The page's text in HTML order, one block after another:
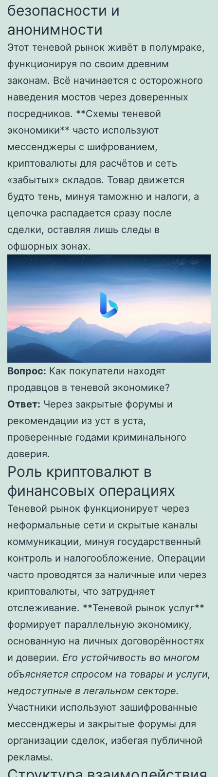
безопасности и
анонимности
Этот теневой рынок живёт в полумраке,
функционируя по своим древним
законам. Всё начинается с осторожного
наведения мостов через доверенных
посредников. **Схемы теневой
экономики** часто используют
мессенджеры с шифрованием,
криптовалюты для расчётов и сеть
«забытых» складов. Товар движется
будто тень, минуя таможню и налоги, а
цепочка распадается сразу после
сделки, оставляя лишь следы в
офшорных зонах.
Вопрос: Как покупатели находят
продавцов в теневой экономике?
Ответ: Через закрытые форумы и
рекомендации из уст в уста,
проверенные годами криминального
доверия.
Роль криптовалют в
финансовых операциях
Теневой рынок функционирует через
неформальные сети и скрытые каналы
коммуникации, минуя государственный
контроль и налогообложение. Операции
часто проводятся за наличные или через
криптовалюты, что затрудняет
отслеживание. **Теневой рынок услуг**
формирует параллельную экономику,
основанную на личных договорённостях
и доверии. Его устойчивость во многом
объясняется спросом на товары и услуги,
недоступные в легальном секторе.
Участники используют зашифрованные
мессенджеры и закрытые форумы для
организации сделок, избегая публичной
рекламы.